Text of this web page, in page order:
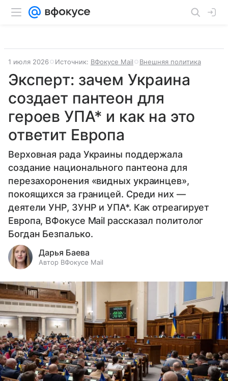
1 июля 2026 Источник: ВФокусе Mail Внешняя политика
Эксперт: зачем Украина
создает пантеон для
героев УПА* и как на это
ответит Европа
Верховная рада Украины поддержала
создание национального пантеона для
перезахоронения «видных украинцев»,
покоящихся за границей. Среди них —
деятели УНР, ЗУНР и УПА*. Как отреагирует
Европа, ВФокусе Mail рассказал политолог
Богдан Безпалько.
Дарья Баева
Автор ВФокусе Mail